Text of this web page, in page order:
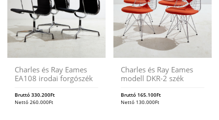
Charles és Ray Eames
EA108 irodai forgószék
Bruttó 330.200Ft
Nettó 260.000Ft
Charles és Ray Eames
modell DKR-2 szék
Bruttó 165.100Ft
Nettó 130.000Ft